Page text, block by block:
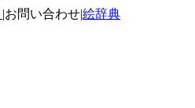
|お問い合わせ|絵辞典